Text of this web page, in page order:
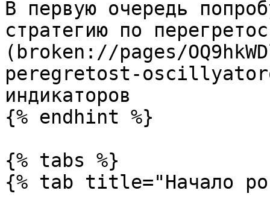
В первую очередь
стратегию по
(broken://pages/
peregretost-
индикаторов
{% endhint %}
{% tabs %}
{% tab title="Начало